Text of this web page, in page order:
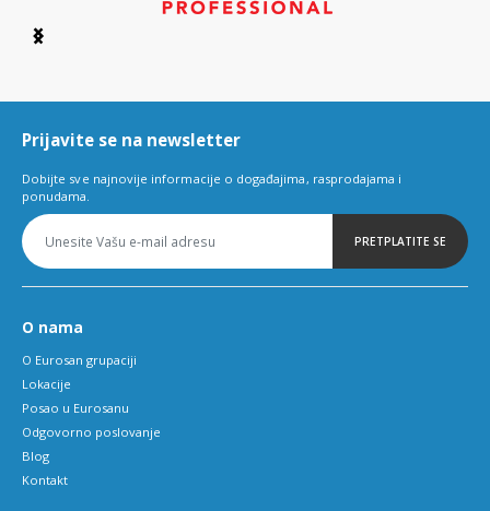
Item
6
Prijavite se na newsletter
Dobijte sve najnovije informacije o događajima, rasprodajama i
ponudama.
PRETPLATITE SE
O nama
O Eurosan grupaciji
Lokacije
Posao u Eurosanu
Odgovorno poslovanje
Blog
Kontakt